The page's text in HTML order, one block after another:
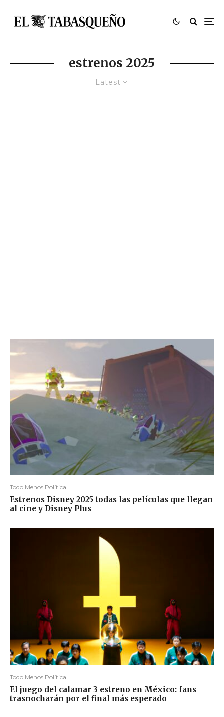
estrenos 2025
Latest
Todo Menos Política
Estrenos Disney 2025 todas las películas que llegan
al cine y Disney Plus
Todo Menos Política
El juego del calamar 3 estreno en México: fans
trasnocharán por el final más esperado